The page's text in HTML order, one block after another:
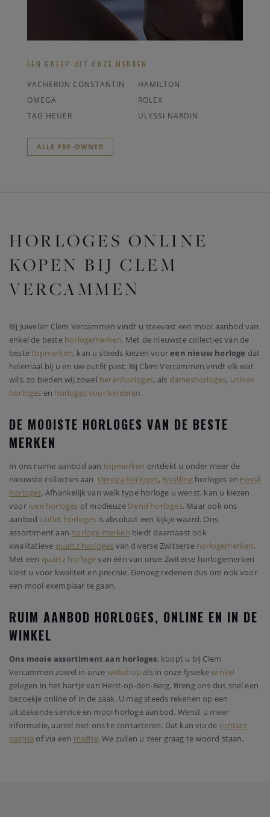
EEN GREEP UIT ONZE MERKEN
VACHERON CONSTANTIN
HAMILTON
OMEGA
ROLEX
TAG HEUER
ULYSSI NARDIN
ALLE PRE-OWNED
HORLOGES ONLINE
KOPEN BIJ CLEM
VERCAMMEN
Bij Juwelier Clem Vercammen vindt u steevast een mooi aanbod van
enkel de beste horlogemerken. Met de nieuwste collecties van de
bestetopmerken, kan u steeds kiezen vooreen nieuw horloge dat
helemaal bij u en uw outfit past. Bij Clem Vercammen vindt elk wat
wils, zo bieden wij zowel herenhorloges, als dameshorloges, unisex
horloges en horloges voor kinderen.
DE MOOISTE HORLOGES VAN DE BESTE
MERKEN
In ons ruime aanbod aan topmerken ontdekt u onder meer de
nieuwste collecties aan Omega horloges, Breitlinghorloges en Fossil
horloges. Afhankelijk van welk type horloge u wenst, kan u kiezen
voor luxe horloges of modieuzetrend horloges. Maar ook ons
aanbod outlet horloges is absoluut een kijkje waard. Ons
assortiment aan horloge merken biedt daarnaast ook
kwalitatieve quartz horloges van diverse Zwitserse horlogemerken.
Met een quartz horlogevan één van onze Zwiterse horlogemerken
kiest u voor kwaliteit en precisie. Genoeg redenen dus om ook voor
een mooi exemplaar te gaan.
RUIM AANBOD HORLOGES, ONLINE EN IN DE
WINKEL
Ons mooie assortiment aan horloges, koopt u bij Clem
Vercammen zowel in onze webshop als in onze fysiekewinkel
gelegen in het hartje van Heist-op-den-Berg. Breng ons dus snel een
bezoekje online of in de zaak. U mag steeds rekenen op een
uitstekende service en mooi horloge aanbod. Wenst u meer
informatie, aarzel niet ons te contacteren. Dat kan via de contact
pagina of via een mailtje. We zullen u zeer graag te woord staan.